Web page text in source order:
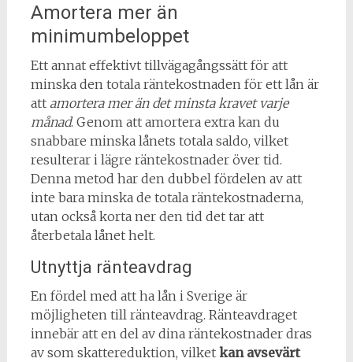
Amortera mer än
minimumbeloppet
Ett annat effektivt tillvägagångssätt för att
minska den totala räntekostnaden för ett lån är
att amortera mer än det minsta kravet varje
månad. Genom att amortera extra kan du
snabbare minska lånets totala saldo, vilket
resulterar i lägre räntekostnader över tid.
Denna metod har den dubbel fördelen av att
inte bara minska de totala räntekostnaderna,
utan också korta ner den tid det tar att
återbetala lånet helt.
Utnyttja ränteavdrag
En fördel med att ha lån i Sverige är
möjligheten till ränteavdrag. Ränteavdraget
innebär att en del av dina räntekostnader dras
av som skattereduktion, vilket kan avsevärt